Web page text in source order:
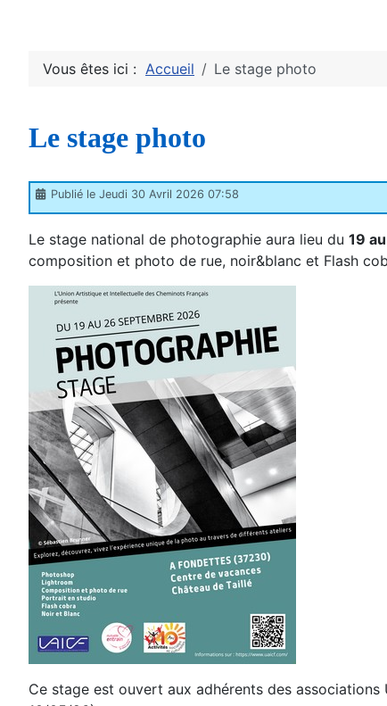
Vous êtes ici : Accueil Le stage photo
Le stage photo
Publié le Jeudi 30 Avril 2026 07:58
Le stage national de photographie aura lieu du 19
composition et photo de rue, noir&blanc et Flash
Ce stage est ouvert aux adhérents des